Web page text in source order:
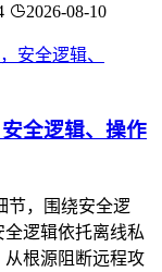
2026-08-10
全逻辑、操作
节，围绕安全逻
逻辑依托离线私
根源阻断远程攻